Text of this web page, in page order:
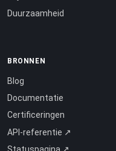
Duurzaamheid
BRONNEN
Blog
Documentatie
Certificeringen
API-referentie ↗